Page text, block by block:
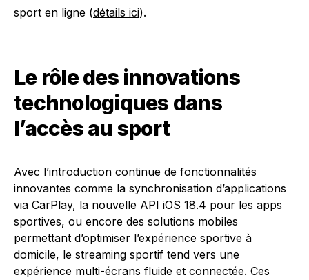
sport en ligne (détails ici).
Le rôle des innovations
technologiques dans
l’accès au sport
Avec l’introduction continue de fonctionnalités
innovantes comme la synchronisation d’applications
via CarPlay, la nouvelle API iOS 18.4 pour les apps
sportives, ou encore des solutions mobiles
permettant d’optimiser l’expérience sportive à
domicile, le streaming sportif tend vers une
expérience multi-écrans fluide et connectée. Ces